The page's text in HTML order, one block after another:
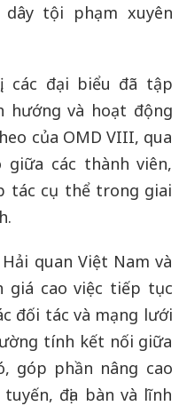
dây tội phạm xuyên
các đại biểu đã tập
hướng và hoạt động
của OMD VIII, qua
các thành viên,
tác cụ thể trong giai
quan Việt Nam và
giá cao việc tiếp tục
đối tác và mạng lưới
tính kết nối giữa
góp phần nâng cao
địa bàn và lĩnh